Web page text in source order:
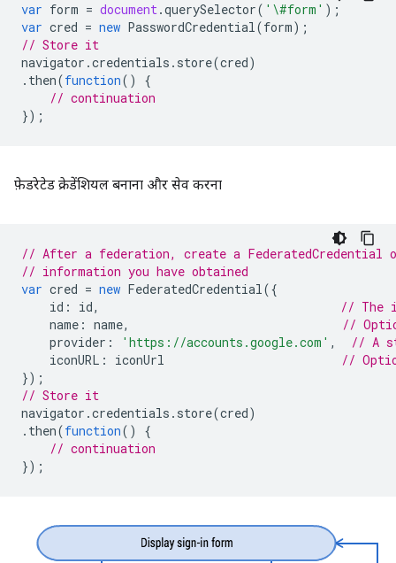
var form = document.querySelector( '\#form' );
var cred = new PasswordCredential(form);
// Store it
navigator .credentials . store(cred)
. then(function()
{
// continuation
});
फ़ेडरेटेड क्रेडेंशियल बनाना और सेव करना
// After a federation, create a FederatedCredential
// information you have obtained
var cred = new FederatedCredential({
id : id,
// The
name : name,
//
provider : 'https://accounts.google.com' ,
// A
iconURL : iconUrl
//
});
// Store it
navigator .credentials . store(cred)
. then(function()
{
// continuation
});